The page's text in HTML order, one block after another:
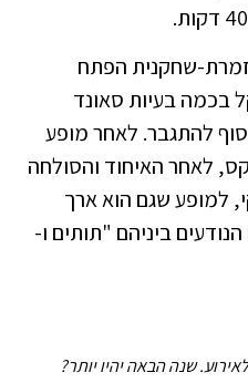
שחקנית הפתח
בכמה בעיות סאונד
להתגבר. לאחר מופע
לאחר האיחוד והסולחה
למופע שגם הוא ארך
הנודעים ביניהם "תותים ו-